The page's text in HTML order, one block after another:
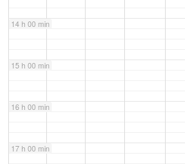
14 h 00 min
15 h 00 min
16 h 00 min
17 h 00 min